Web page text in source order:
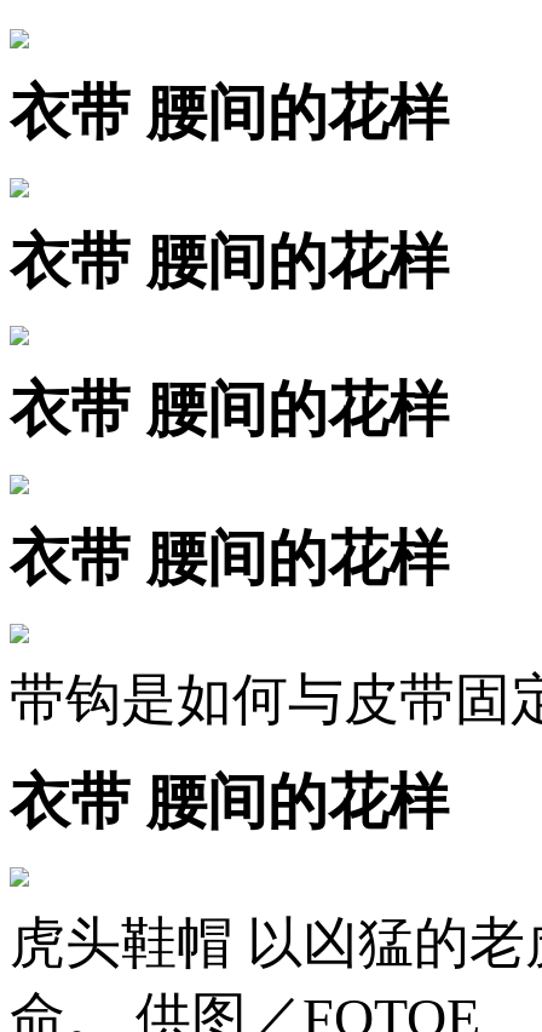
衣带 腰间的花样
衣带 腰间的花样
衣带 腰间的花样
衣带 腰间的花样
带钩是如何与皮带固
衣带 腰间的花样
虎头鞋帽 以凶猛的
命。 供图／FOTOE